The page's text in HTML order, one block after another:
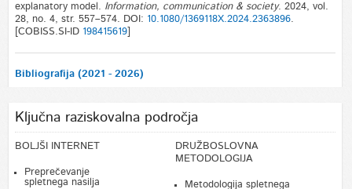
explanatory model. Information, communication & society. 2024, vol.
28, no. 4, str. 557–574. DOI: 10.1080/1369118X.2024.2363896.
[COBISS.SI-ID 198415619]
Bibliografija (2021 - 2026)
Ključna raziskovalna področja
BOLJŠI INTERNET
Preprečevanje
spletnega nasilja
DRUŽBOSLOVNA
METODOLOGIJA
Metodologija spletnega